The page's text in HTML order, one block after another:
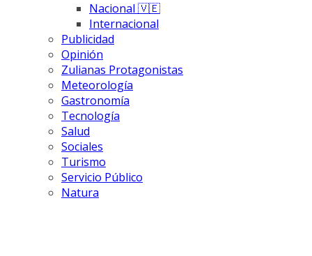
Nacional 🇻🇪
Internacional
Publicidad
Opinión
Zulianas Protagonistas
Meteorología
Gastronomía
Tecnología
Salud
Sociales
Turismo
Servicio Público
Natura